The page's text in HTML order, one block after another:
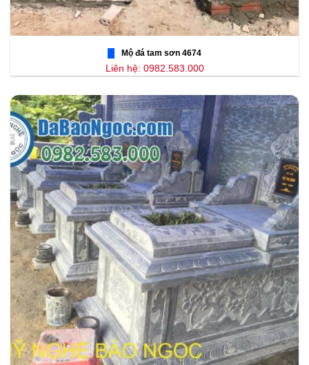
Mộ đá tam sơn 4674
Liên hệ: 0982.583.000